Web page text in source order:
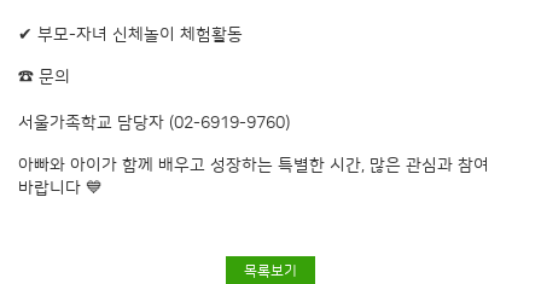
✔ 부모-자녀 신체놀이 체험활동
☎ 문의
서울가족학교 담당자 (02-6919-9760)
아빠와 아이가 함께 배우고 성장하는 특별한 시간, 많은 관심과 참여
바랍니다 💙
목록보기